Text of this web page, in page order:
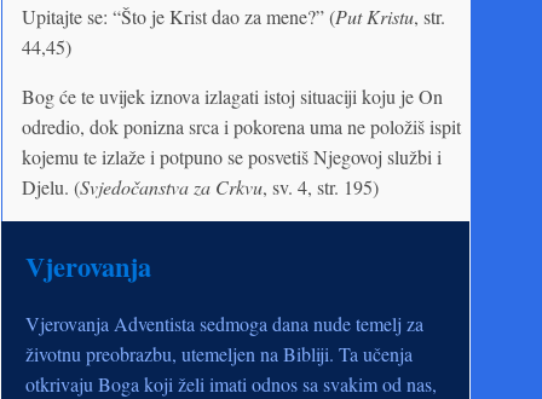
Upitajte se: “Što je Krist dao za mene?” (Put Kristu, str.
44,45)
Bog će te uvijek iznova izlagati istoj situaciji koju je On
odredio, dok ponizna srca i pokorena uma ne položiš ispit
kojemu te izlaže i potpuno se posvetiš Njegovoj službi i
Djelu. (Svjedočanstva za Crkvu, sv. 4, str. 195)
Vjerovanja
Vjerovanja Adventista sedmoga dana nude temelj za
životnu preobrazbu, utemeljen na Bibliji. Ta učenja
otkrivaju Boga koji želi imati odnos sa svakim od nas,